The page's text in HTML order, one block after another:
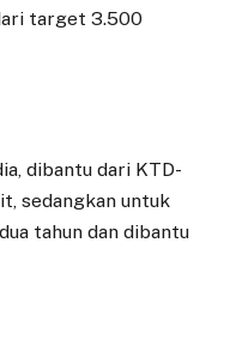
target 3.500
dibantu dari KTD-
sedangkan untuk
tahun dan dibantu